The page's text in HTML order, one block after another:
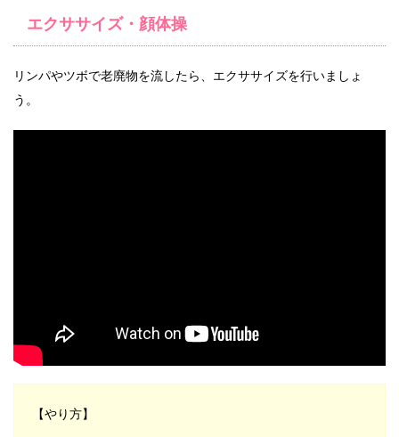
エクササイズ・顔体操
リンパやツボで老廃物を流したら、エクササイズを行いましょ
う。
【やり方】